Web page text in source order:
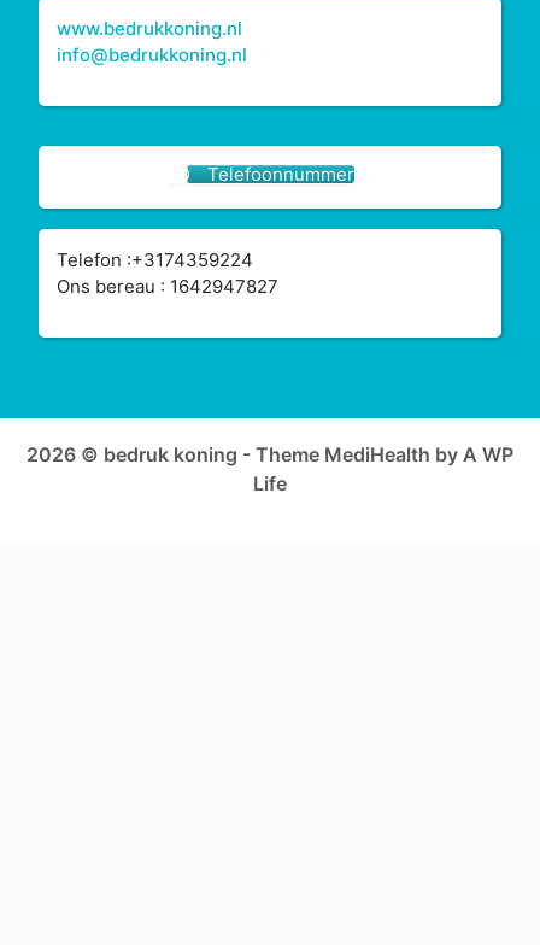
www.bedrukkoning.nl
info@bedrukkoning.nl
Telefoonnummer
Telefon :+3174359224
Ons bereau : 1642947827
2026 © bedruk koning - Theme MediHealth by A WP
Life